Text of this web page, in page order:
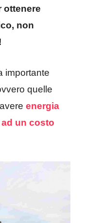
ottenere
non
importante
quelle
energia
un costo